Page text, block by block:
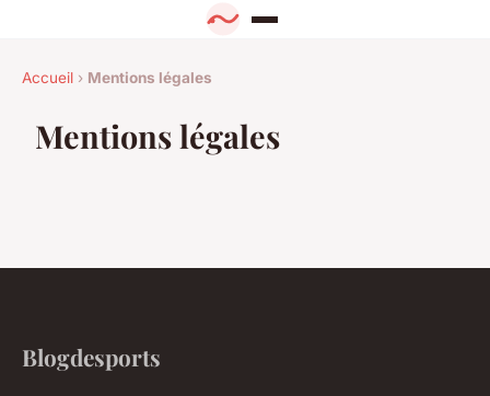
Accueil › Mentions légales
Mentions légales
Blogdesports